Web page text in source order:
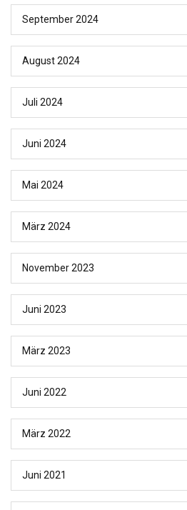
September 2024
August 2024
Juli 2024
Juni 2024
Mai 2024
März 2024
November 2023
Juni 2023
März 2023
Juni 2022
März 2022
Juni 2021